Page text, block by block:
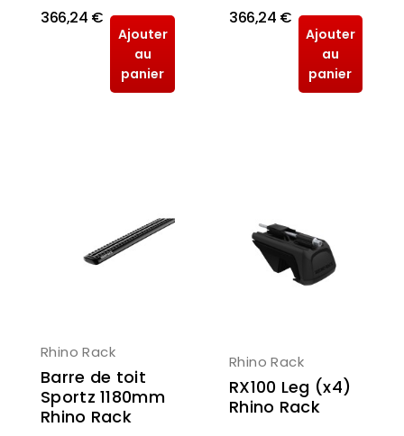
366,24 €
Ajouter
au
panier
366,24 €
Ajouter
au
panier
Rhino Rack
Barre de toit
Sportz 1180mm
Rhino Rack
Rhino Rack
RX100 Leg (x4)
Rhino Rack